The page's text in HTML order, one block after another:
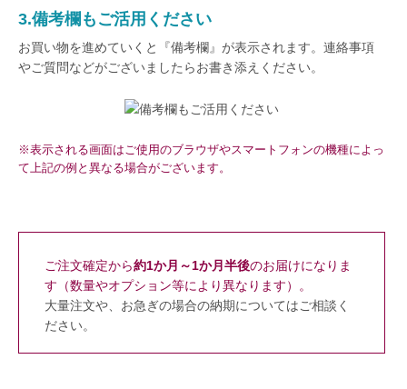
3.備考欄もご活用ください
お買い物を進めていくと『備考欄』が表示されます。連絡事項
やご質問などがございましたらお書き添えください。
※表示される画面はご使用のブラウザやスマートフォンの機種によっ
て上記の例と異なる場合がございます。
ご注文確定から約1か月～1か月半後のお届けになりま
す（数量やオプション等により異なります）。
大量注文や、お急ぎの場合の納期についてはご相談く
ださい。